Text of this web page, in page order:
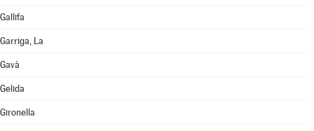
Gallifa
Garriga, La
Gavà
Gelida
Gironella